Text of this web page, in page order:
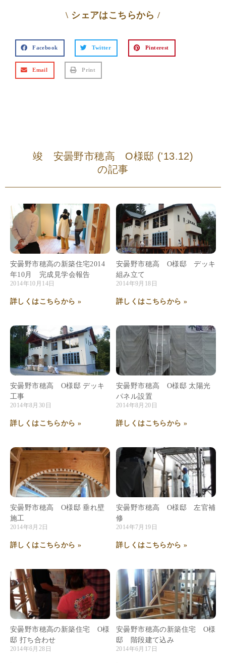
\ シェアはこちらから /
Facebook Twitter Pinterest
Email Print
竣 安曇野市穂高 O様邸 ('13.12)
の記事
安曇野市穂高の新築住宅2014
年10月 完成見学会報告
2014年10月14日
詳しくはこちらから »
安曇野市穂高 O様邸 デッキ
組み立て
2014年9月18日
詳しくはこちらから »
安曇野市穂高 O様邸 デッキ
工事
2014年8月30日
詳しくはこちらから »
安曇野市穂高 O様邸 太陽光
パネル設置
2014年8月20日
詳しくはこちらから »
安曇野市穂高 O様邸 垂れ壁
施工
2014年8月2日
詳しくはこちらから »
安曇野市穂高 O様邸 左官補
修
2014年7月19日
詳しくはこちらから »
安曇野市穂高の新築住宅 O様
邸 打ち合わせ
2014年6月28日
安曇野市穂高の新築住宅 O様
邸 階段建て込み
2014年6月17日